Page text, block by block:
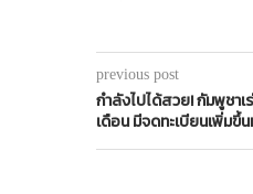
previous post
กำลังไปได้สวย! กัมพูชา
เดือน มีจดทะเบียนเพิ่มขึ้